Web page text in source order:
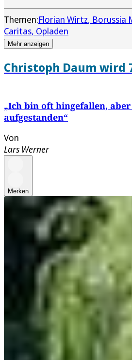
Themen:Florian Wirtz Borussia
Caritas Opladen
Mehr anzeigen
Christoph Daum wird
„Ich bin oft hingefallen,
aufgestanden“
Von
Lars Werner
Merken